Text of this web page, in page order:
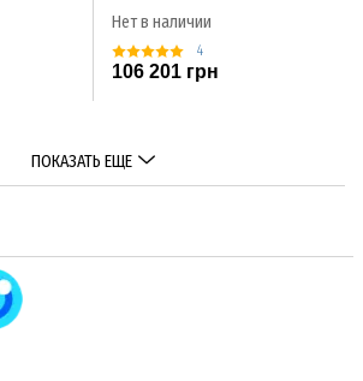
Нет в наличии
4
106 201 грн
ПОКАЗАТЬ ЕЩЕ